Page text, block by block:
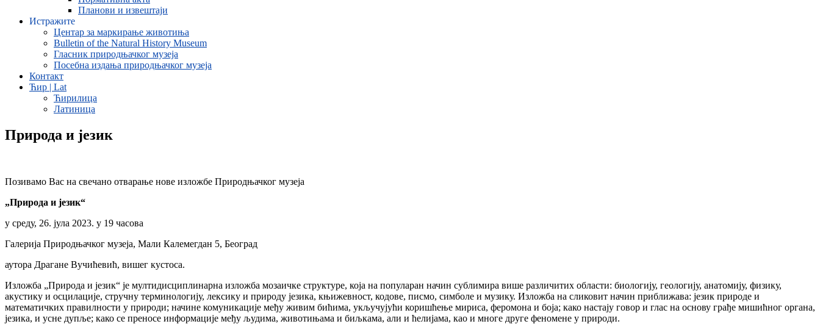
Планови и извештаји
Истражите
Центар за маркирање животиња
Bulletin of the Natural History Museum
Гласник природњачког музеја
Посебна издања природњачког музеја
Контакт
Ћир | Lat
Ћирилица
Латиница
Природа и језик
Позивамо Вас на свечано отварање нове изложбе Природњачког музеја
„Природа и језик“
у среду, 26. јула 2023. у 19 часова
Галерија Природњачког музеја, Мали Калемегдан 5, Београд
аутора Драгане Вучићевић, вишег кустоса.
Изложба „Природа и језик“ је мултидисциплинарна изложба мозаичке структуре, која на популаран начин сублимира више различитих области: биологију, геологију, анатомију, физику,
акустику и осцилације, стручну терминологију, лексику и природу језика, књижевност, кодове, писмо, симболе и музику. Изложба на сликовит начин приближава: језик природе и
математичких правилности у природи; начине комуникације међу живим бићима, укључујући коришћење мириса, феромона и боја; како настају говор и глас на основу грађе мишићног органа,
језика, и усне дупље; како се преносе информације међу људима, животињама и биљкама, али и ћелијама, као и многе друге феномене у природи.